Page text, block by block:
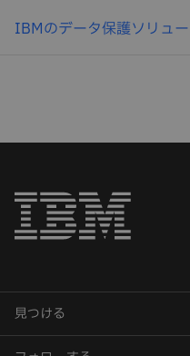
IBMのデータ保護ソリュ